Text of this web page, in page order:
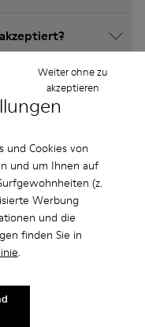
und Cookies von
und um Ihnen auf
(z.
Werbung
und die
finden Sie in
.
Weiter ohne zu
akzeptieren
NTH für